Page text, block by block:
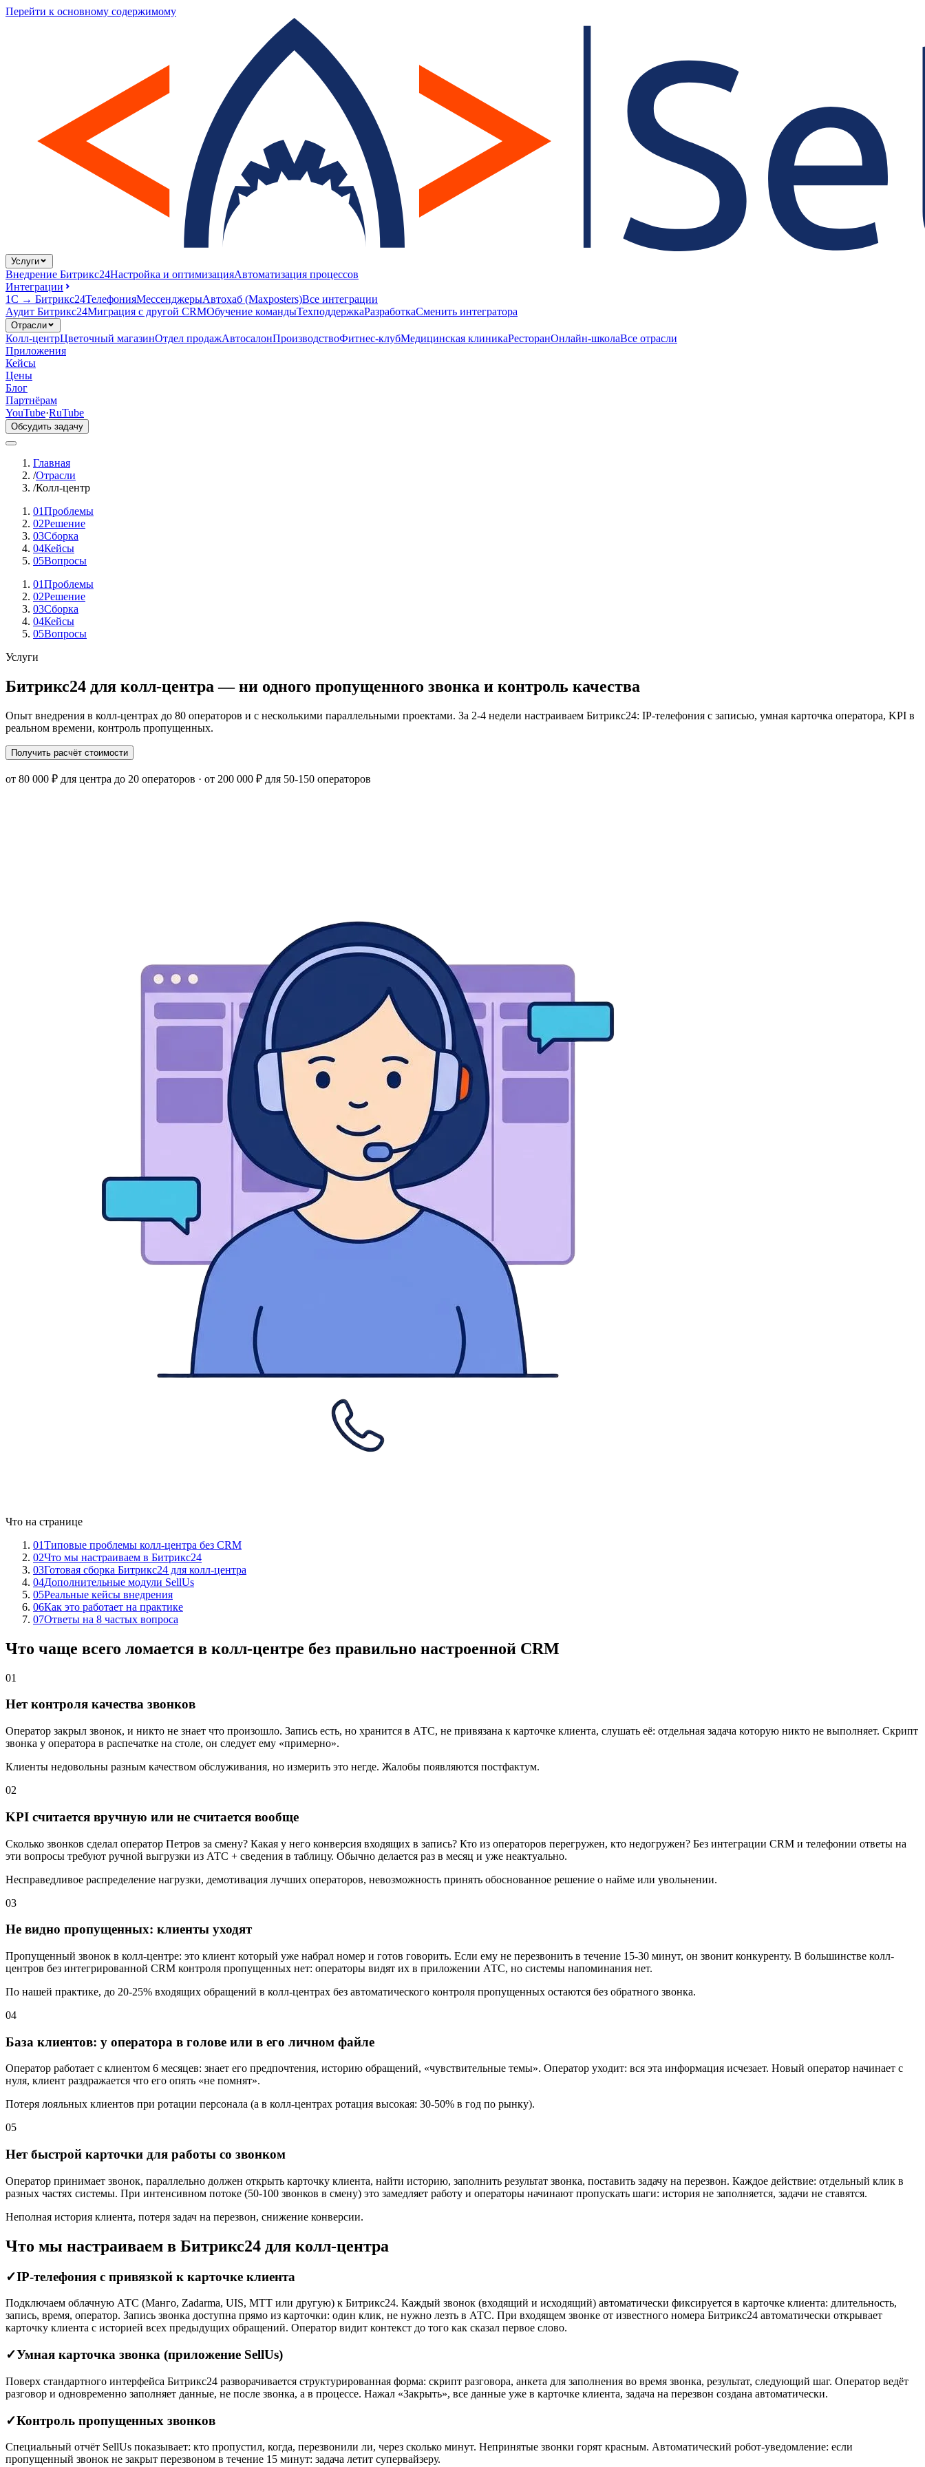
Перейти к основному содержимому
Услуги
Внедрение Битрикс24Настройка и оптимизацияАвтоматизация процессов
Интеграции
1С → Битрикс24ТелефонияМессенджерыАвтохаб (Maxposters)Все интеграции
Аудит Битрикс24Миграция с другой CRMОбучение командыТехподдержкаРазработкаСменить интегратора
Отрасли
Колл-центрЦветочный магазинОтдел продажАвтосалонПроизводствоФитнес-клубМедицинская клиникаРесторанОнлайн-школаВсе отрасли
Приложения
Кейсы
Цены
Блог
Партнёрам
YouTube·RuTube
Обсудить задачу
Главная
/Отрасли
/Колл-центр
01Проблемы
02Решение
03Сборка
04Кейсы
05Вопросы
01Проблемы
02Решение
03Сборка
04Кейсы
05Вопросы
Услуги
Битрикс24 для колл-центра — ни одного пропущенного звонка и контроль качества
Опыт внедрения в колл-центрах до 80 операторов и с несколькими параллельными проектами. За 2-4 недели настраиваем Битрикс24: IP-телефония с записью, умная карточка оператора, KPI в
реальном времени, контроль пропущенных.
Получить расчёт стоимости
от 80 000 ₽ для центра до 20 операторов · от 200 000 ₽ для 50-150 операторов
Что на странице
01Типовые проблемы колл-центра без CRM
02Что мы настраиваем в Битрикс24
03Готовая сборка Битрикс24 для колл-центра
04Дополнительные модули SellUs
05Реальные кейсы внедрения
06Как это работает на практике
07Ответы на 8 частых вопроса
Что чаще всего ломается в колл-центре без правильно настроенной CRM
01
Нет контроля качества звонков
Оператор закрыл звонок, и никто не знает что произошло. Запись есть, но хранится в АТС, не привязана к карточке клиента, слушать её: отдельная задача которую никто не выполняет. Скрипт
звонка у оператора в распечатке на столе, он следует ему «примерно».
Клиенты недовольны разным качеством обслуживания, но измерить это негде. Жалобы появляются постфактум.
02
KPI считается вручную или не считается вообще
Сколько звонков сделал оператор Петров за смену? Какая у него конверсия входящих в запись? Кто из операторов перегружен, кто недогружен? Без интеграции CRM и телефонии ответы на
эти вопросы требуют ручной выгрузки из АТС + сведения в таблицу. Обычно делается раз в месяц и уже неактуально.
Несправедливое распределение нагрузки, демотивация лучших операторов, невозможность принять обоснованное решение о найме или увольнении.
03
Не видно пропущенных: клиенты уходят
Пропущенный звонок в колл-центре: это клиент который уже набрал номер и готов говорить. Если ему не перезвонить в течение 15-30 минут, он звонит конкуренту. В большинстве колл-
центров без интегрированной CRM контроля пропущенных нет: операторы видят их в приложении АТС, но системы напоминания нет.
По нашей практике, до 20-25% входящих обращений в колл-центрах без автоматического контроля пропущенных остаются без обратного звонка.
04
База клиентов: у оператора в голове или в его личном файле
Оператор работает с клиентом 6 месяцев: знает его предпочтения, историю обращений, «чувствительные темы». Оператор уходит: вся эта информация исчезает. Новый оператор начинает с
нуля, клиент раздражается что его опять «не помнят».
Потеря лояльных клиентов при ротации персонала (а в колл-центрах ротация высокая: 30-50% в год по рынку).
05
Нет быстрой карточки для работы со звонком
Оператор принимает звонок, параллельно должен открыть карточку клиента, найти историю, заполнить результат звонка, поставить задачу на перезвон. Каждое действие: отдельный клик в
разных частях системы. При интенсивном потоке (50-100 звонков в смену) это замедляет работу и операторы начинают пропускать шаги: история не заполняется, задачи не ставятся.
Неполная история клиента, потеря задач на перезвон, снижение конверсии.
Что мы настраиваем в Битрикс24 для колл-центра
✓IP-телефония с привязкой к карточке клиента
Подключаем облачную АТС (Манго, Zadarma, UIS, МТТ или другую) к Битрикс24. Каждый звонок (входящий и исходящий) автоматически фиксируется в карточке клиента: длительность,
запись, время, оператор. Запись звонка доступна прямо из карточки: один клик, не нужно лезть в АТС. При входящем звонке от известного номера Битрикс24 автоматически открывает
карточку клиента с историей всех предыдущих обращений. Оператор видит контекст до того как сказал первое слово.
✓Умная карточка звонка (приложение SellUs)
Поверх стандартного интерфейса Битрикс24 разворачивается структурированная форма: скрипт разговора, анкета для заполнения во время звонка, результат, следующий шаг. Оператор ведёт
разговор и одновременно заполняет данные, не после звонка, а в процессе. Нажал «Закрыть», все данные уже в карточке клиента, задача на перезвон создана автоматически.
✓Контроль пропущенных звонков
Специальный отчёт SellUs показывает: кто пропустил, когда, перезвонили ли, через сколько минут. Непринятые звонки горят красным. Автоматический робот-уведомление: если
пропущенный звонок не закрыт перезвоном в течение 15 минут: задача летит супервайзеру.